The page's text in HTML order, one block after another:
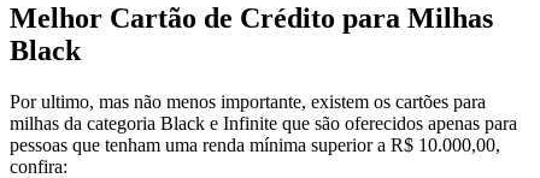
Melhor Cartão de Crédito para Milhas
Black
Por ultimo, mas não menos importante, existem os cartões para
milhas da categoria Black e Infinite que são oferecidos apenas para
pessoas que tenham uma renda mínima superior a R$ 10.000,00,
confira: